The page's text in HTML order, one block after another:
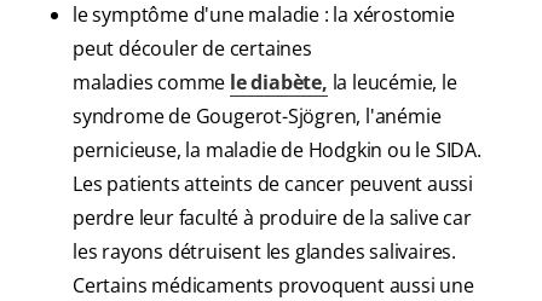
le symptôme d'une maladie : la xérostomie
peut découler de certaines
maladies comme le diabète, la leucémie, le
syndrome de Gougerot-Sjögren, l'anémie
pernicieuse, la maladie de Hodgkin ou le SIDA.
Les patients atteints de cancer peuvent aussi
perdre leur faculté à produire de la salive car
les rayons détruisent les glandes salivaires.
Certains médicaments provoquent aussi une